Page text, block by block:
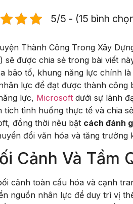
5/5 - (15 bình
Thành Công Trong Xây
sẽ được chia sẻ trong bài viết
bão tố, khung năng lực chính
lực để đạt được thành công
lực, Microsoft dưới sự lãnh
tích tình huống thực tế và chia
đồng thời nêu bật cách đánh
đổi văn hóa và tăng trưởng
Cảnh Và Tầm
cảnh toàn cầu hóa và cạnh
nguồn nhân lực để duy trì vị